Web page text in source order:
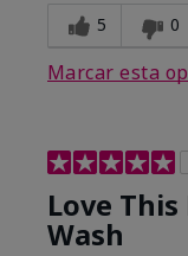
5 0
Marcar esta
Love
Wash